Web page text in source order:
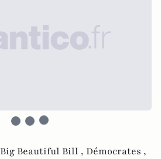
Big Beautiful Bill , Démocrates ,